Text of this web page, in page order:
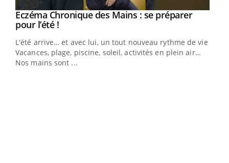
Youtube
Eczéma Chronique des Mains : se préparer
pour l’été !Youtube
L'été arrive… et avec lui, un tout nouveau rythme de vie !
Vacances, plage, piscine, soleil, activités en plein air…
Nos mains sont ...